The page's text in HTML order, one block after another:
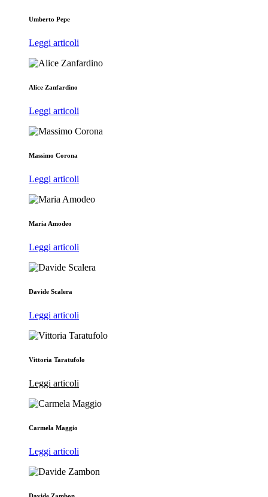
Umberto Pepe
Leggi articoli
Alice Zanfardino
Leggi articoli
Massimo Corona
Leggi articoli
Maria Amodeo
Leggi articoli
Davide Scalera
Leggi articoli
Vittoria Taratufolo
Leggi articoli
Carmela Maggio
Leggi articoli